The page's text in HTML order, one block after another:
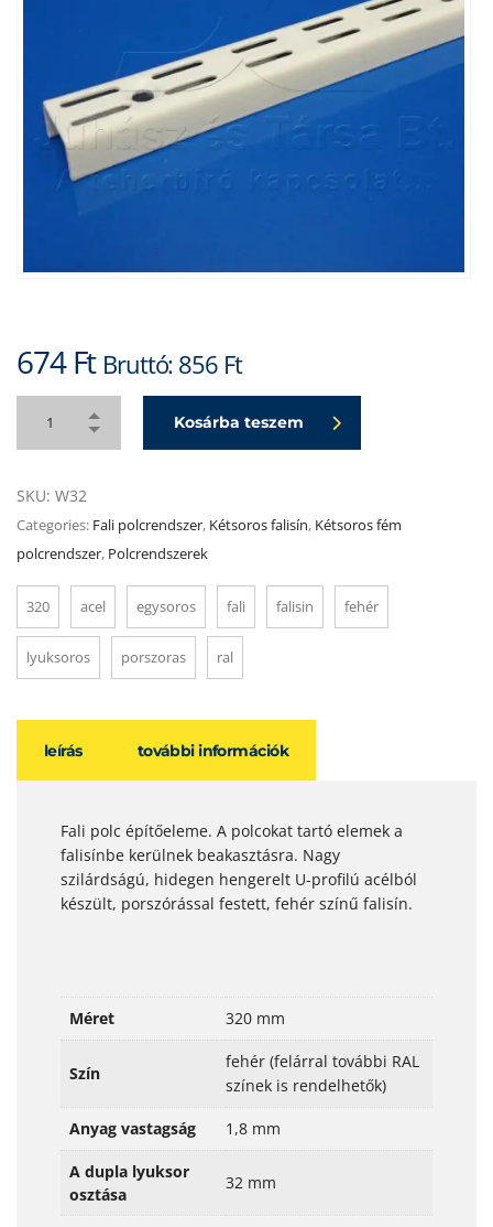
674Ft Bruttó:856 Ft
Kosárba teszem
SKU: W32
Categories: Fali polcrendszer, Kétsoros falisín, Kétsoros fém
polcrendszer, Polcrendszerek
320 acel egysoros fali falisin fehér
lyuksoros porszoras ral
leírás további információk
Fali polc építőeleme. A polcokat tartó elemek a
falisínbe kerülnek beakasztásra. Nagy
szilárdságú, hidegen hengerelt U-profilú acélból
készült, porszórással festett, fehér színű falisín.
Méret 320 mm
Szín
fehér (felárral további RAL
színek is rendelhetők)
Anyag vastagság 1,8 mm
A dupla lyuksor
osztása
32 mm